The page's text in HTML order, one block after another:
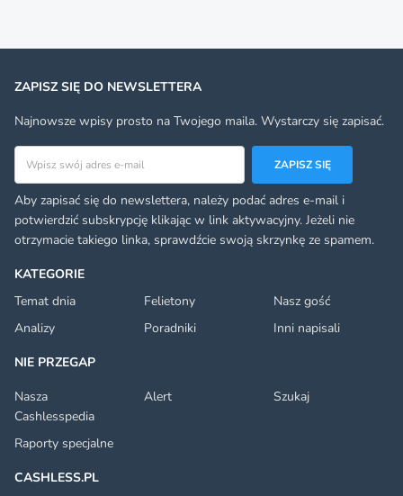
KATEGORIE
Temat dnia
Felietony
Nasz gość
Analizy
Poradniki
Inni napisali
NIE PRZEGAP
Nasza
Cashlesspedia
Alert Szukaj
Raporty specjalne
CASHLESS.PL
ZAPISZ SIĘ DO NEWSLETTERA
Najnowsze wpisy prosto na Twojego maila. Wystarczy się zapisać.
Adres email
ZAPISZ SIĘ
Aby zapisać się do newslettera, należy podać adres e-mail i
potwierdzić subskrypcję klikając w link aktywacyjny. Jeżeli nie
otrzymacie takiego linka, sprawdźcie swoją skrzynkę ze spamem.